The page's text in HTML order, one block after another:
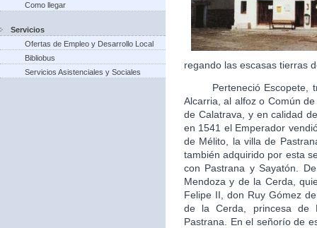
Como llegar
Servicios
Ofertas de Empleo y Desarrollo Local
Bibliobus
Servicios Asistenciales y Sociales
regando las escasas tierras
Perteneció Escopete,
Alcarria, al alfoz o Común
de Calatrava, y en calidad
en 1541 el Emperador
de Mélito, la villa de
también adquirido por esta
con Pastrana y Sayatón.
Mendoza y de la Cerda,
Felipe II, don Ruy Gómez
de la Cerda, princesa de
Pastrana. En el señorío de